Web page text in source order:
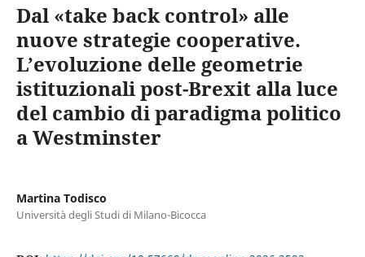
Dal «take back control» alle
nuove strategie cooperative.
L’evoluzione delle geometrie
istituzionali post-Brexit alla luce
del cambio di paradigma politico
a Westminster
Martina Todisco
Università degli Studi di Milano-Bicocca